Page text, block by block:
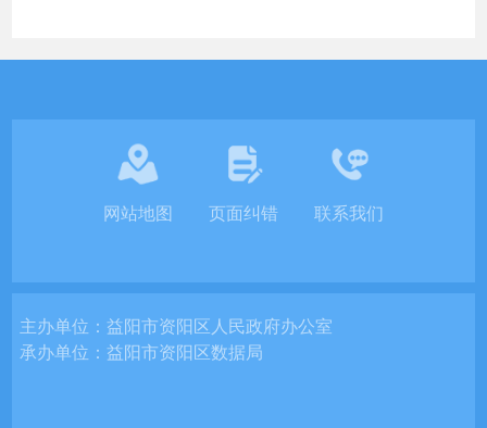
网站地图 页面纠错 联系我们
主办单位：益阳市资阳区人民政府办公室
承办单位：益阳市资阳区数据局